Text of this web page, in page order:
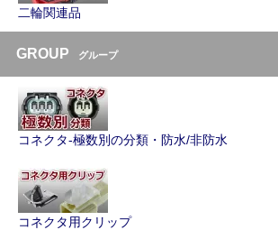
二輪関連品
GROUP グループ
コネクタ-極数別の分類・防水/非防水
コネクタ用クリップ